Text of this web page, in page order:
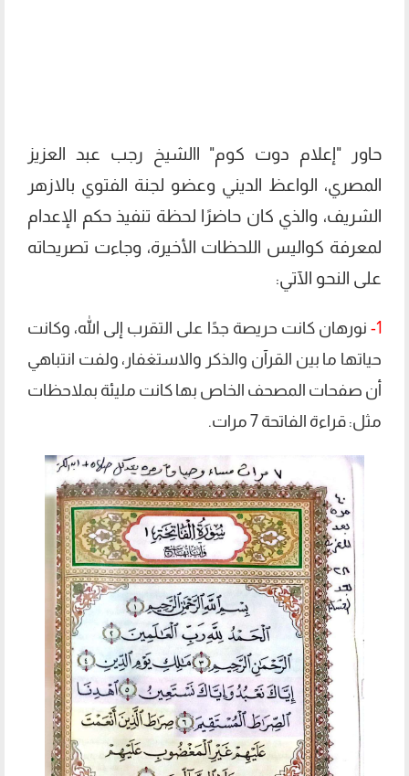
حاور "إعلام دوت كوم" االشيخ رجب عبد العزيز
المصري، الواعظ الديني وعضو لجنة الفتوي بالازهر
الشريف، والذي كان حاضرًا لحظة تنفيذ حكم الإعدام
لمعرفة كواليس اللحظات الأخيرة، وجاءت تصريحاته
على النحو الآتي:
1- نورهان كانت حريصة جدًا على التقرب إلى الله، وكانت
حياتها ما بين القرآن والذكر والاستغفار، ولفت انتباهي
أن صفحات المصحف الخاص بها كانت مليئة بملاحظات
مثل: قراءة الفاتحة 7 مرات.